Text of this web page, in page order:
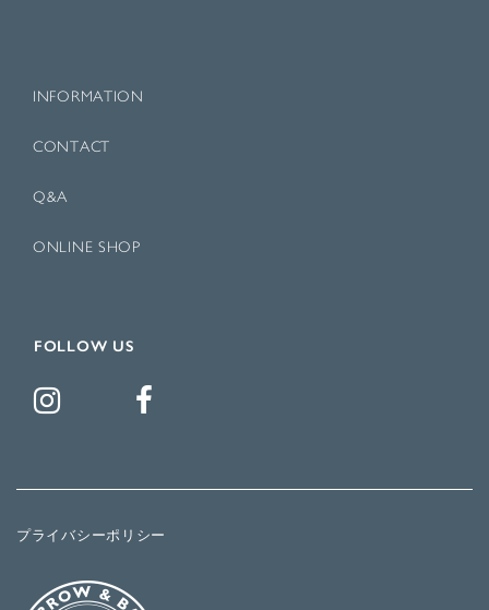
INFORMATION
CONTACT
Q&A
ONLINE SHOP
FOLLOW US
プライバシーポリシー